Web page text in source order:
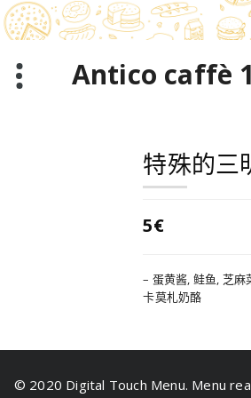
跳
至
正
Antico caffè
特殊的三
5€
– 蛋黄酱, 鲑鱼, 芝麻
卡莫札奶酪
© 2020 Digital Touch Menu. Menu